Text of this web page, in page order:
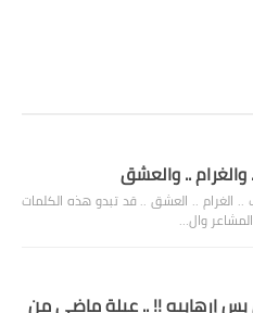
.. والعشق
الغرام .. العشق .. قد تبدو هذه الكلمات
وال…
إرهابيه !! .. عيلة ماضى من